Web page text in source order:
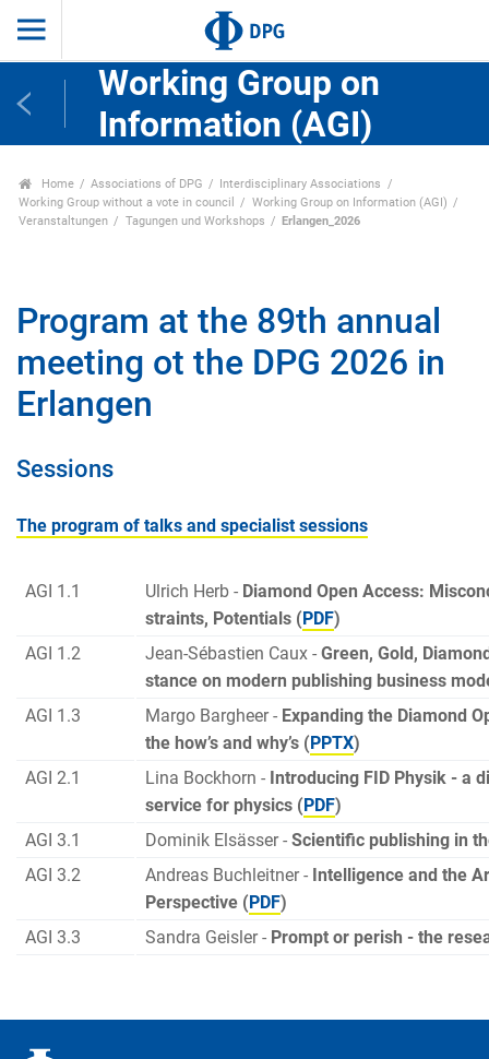
Working Group on
Information (AGI)
Home Associations of DPG
Interdisciplinary Associations
Working Group without a vote in council
Working Group on Information (AGI)
Veranstaltungen
Tagungen und Workshops Erlangen_2026
Program at the 89th annual
meeting ot the DPG 2026 in
Erlangen
Sessions
The program of talks and specialist sessions
AGI 1.1 Ulrich Herb - Diamond Open Access:
straints, Potentials (PDF)
AGI 1.2
Jean-Sébastien Caux - Green, Gold,
stance on modern publishing business
AGI 1.3
Margo Bargheer - Expanding the Diamond
the how’s and why’s (PPTX)
AGI 2.1
Lina Bockhorn - Introducing FID Physik - a
service for physics (PDF)
AGI 3.1
Dominik Elsässer - Scientific publishing in
AGI 3.2
Andreas Buchleitner - Intelligence and the
Perspective (PDF)
AGI 3.3
Sandra Geisler - Prompt or perish - the